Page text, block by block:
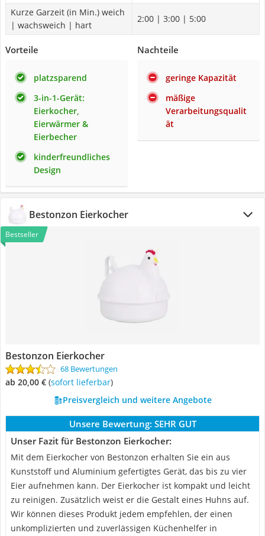
Kurze Garzeit (in Min.) weich
| wachsweich | hart
2:00 | 3:00 | 5:00
Vorteile
platzsparend
3-in-1-Gerät:
Eierkocher,
Eierwärmer &
Eierbecher
kinderfreundliches
Design
Nachteile
geringe Kapazität
mäßige
Verarbeitungsqualit
ät
Bestonzon Eierkocher
Bestseller
Bestonzon Eierkocher
68 Bewertungen
ab 20,00 € ( Sofort lieferbar)
Preisvergleich und weitere Angebote
Unsere Bewertung: SEHR GUT
Unser Fazit für Bestonzon Eierkocher:
Mit dem Eierkocher von Bestonzon erhalten Sie ein aus
Kunststoff und Aluminium gefertigtes Gerät, das bis zu vier
Eier aufnehmen kann. Der Eierkocher ist kompakt und leicht
zu reinigen. Zusätzlich weist er die Gestalt eines Huhns auf.
Wir können dieses Produkt jedem empfehlen, der einen
unkomplizierten und zuverlässigen Küchenhelfer in